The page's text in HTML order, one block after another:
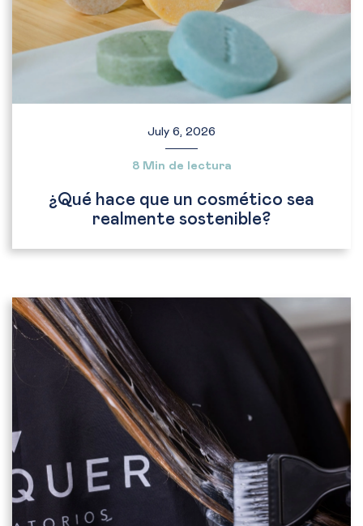
July 6, 2026
8 Min de lectura
¿Qué hace que un cosmético sea
realmente sostenible?